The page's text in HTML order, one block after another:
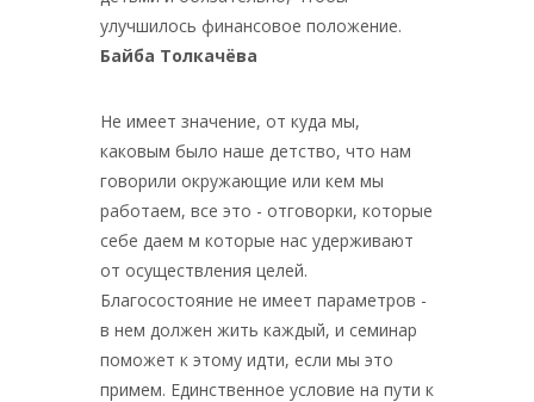
улучшилось финансовое положение.
Байба Толкачёва
Не имеет значение, от куда мы,
каковым было наше детство, что нам
говорили окружающие или кем мы
работаем, все это - отговорки, которые
себе даем м которые нас удерживают
от осуществления целей.
Благосостояние не имеет параметров -
в нем должен жить каждый, и семинар
поможет к этому идти, если мы это
примем. Единственное условие на пути к